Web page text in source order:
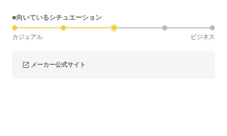
■向いているシチュエーション
カジュアル ビジネス
メーカー公式サイト